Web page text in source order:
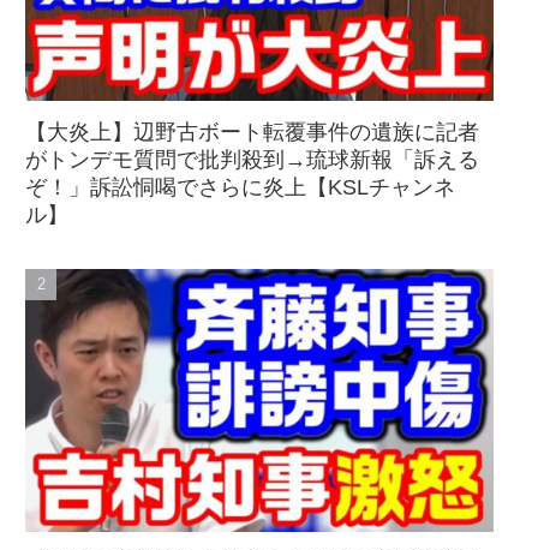
【大炎上】辺野古ボート転覆事件の遺族に記者
がトンデモ質問で批判殺到→琉球新報「訴える
ぞ！」訴訟恫喝でさらに炎上【KSLチャンネ
ル】